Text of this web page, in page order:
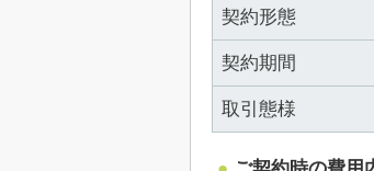
契約形態
契約期間
取引態様